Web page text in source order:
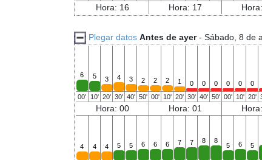
Hora: 16 Hora: 17
Plegar datos Antes de ayer- Sábado, 8 de
6 5 3 4 3 2 2 2 1 0 0 0 0 0 0
00' 10' 20' 30' 40' 50' 00' 10' 20' 30' 40' 50' 00' 10' 20'
Hora: 00 Hora: 01
4 4 4 5 5 6 6 6 7 7 8 8
5 6 5